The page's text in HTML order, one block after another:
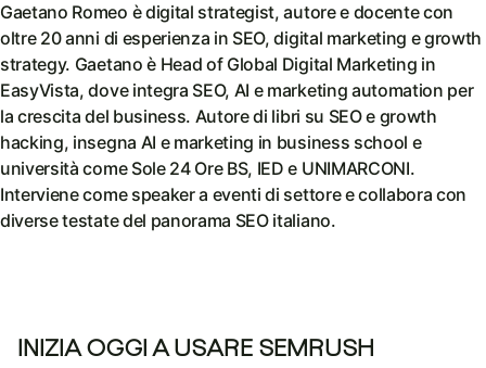
Gaetano Romeo è digital strategist, autore e docente con
oltre 20 anni di esperienza in SEO, digital marketing e growth
strategy. Gaetano è Head of Global Digital Marketing in
EasyVista, dove integra SEO, AI e marketing automation per
la crescita del business. Autore di libri su SEO e growth
hacking, insegna AI e marketing in business school e
università come Sole 24 Ore BS, IED e UNIMARCONI.
Interviene come speaker a eventi di settore e collabora con
diverse testate del panorama SEO italiano.
INIZIA OGGI A USARE SEMRUSH